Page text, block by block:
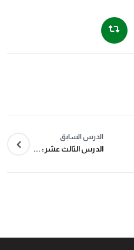
الدرس السابق
الدرس الثالث عشر: ...